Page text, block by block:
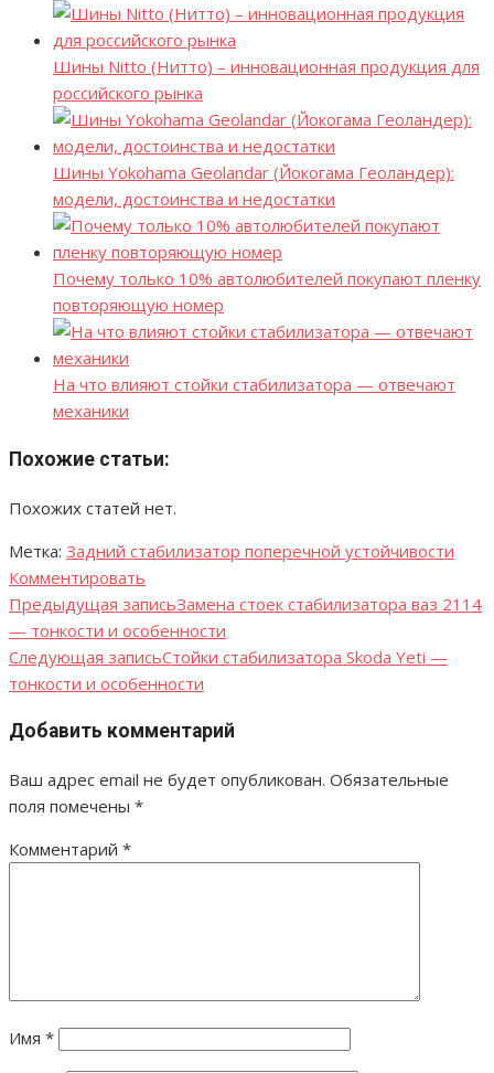
Шины Nitto (Нитто) – инновационная продукция для
российского рынка
Шины Yokohama Geolandar (Йокогама Геоландер):
модели, достоинства и недостатки
Почему только 10% автолюбителей покупают пленку
повторяющую номер
На что влияют стойки стабилизатора — отвечают
механики
Похожие статьи:
Похожих статей нет.
Метка: Задний стабилизатор поперечной устойчивости
Комментировать
Навигация
по
записям
Предыдущая записьЗамена стоек стабилизатора ваз 2114
— тонкости и особенности
Следующая записьСтойки стабилизатора Skoda Yeti —
тонкости и особенности
Добавить комментарий
Ваш адрес email не будет опубликован. Обязательные
поля помечены *
Комментарий *
Имя *